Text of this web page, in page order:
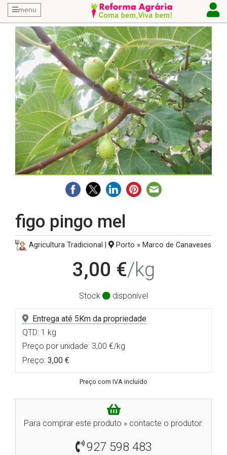
menu
figo pingo mel
Agricultura Tradicional | Porto » Marco de Canaveses
3,00 €/kg
Stock disponível
Entrega até 5Km da propriedade
QTD: 1 kg
Preço por unidade: 3,00 €/kg
Preço: 3,00 €
Preço com IVA incluído
Para comprar este produto » contacte o produtor:
927 598 483